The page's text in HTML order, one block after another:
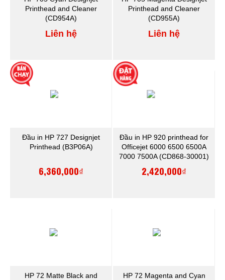
Printhead and Cleaner
(CD954A)
Liên hệ
Printhead and Cleaner
(CD955A)
Liên hệ
Đầu in HP 727 Designjet
Printhead (B3P06A)
6,360,000₫
Đầu in HP 920 printhead for
Officejet 6000 6500 6500A
7000 7500A (CD868-30001)
2,420,000₫
HP 72 Matte Black and
HP 72 Magenta and Cyan